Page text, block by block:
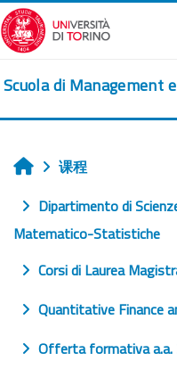
跳到主要内容
Scuola di Management
首页课程
Dipartimento di
Matematico-Statistiche
Corsi di Laurea
Quantitative Finance
Offerta formativa